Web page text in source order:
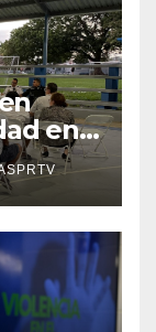
en